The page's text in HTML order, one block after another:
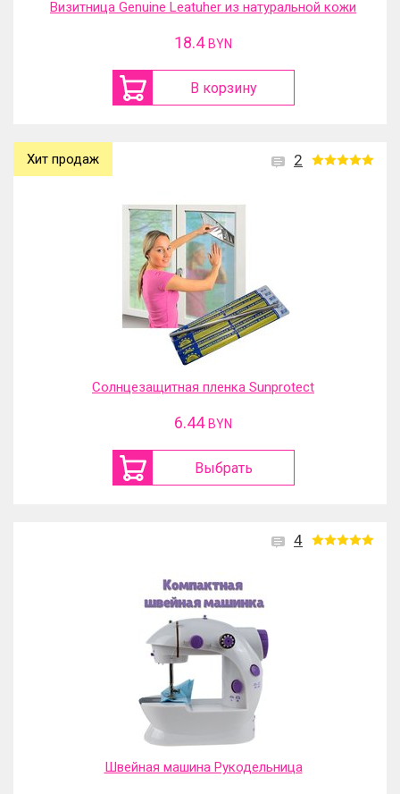
Визитница Genuine Leatuher из натуральной кожи
18.4 BYN
В корзину
2
Хит продаж
Солнцезащитная пленка Sunprotect
6.44 BYN
Выбрать
4
Швейная машина Рукодельница